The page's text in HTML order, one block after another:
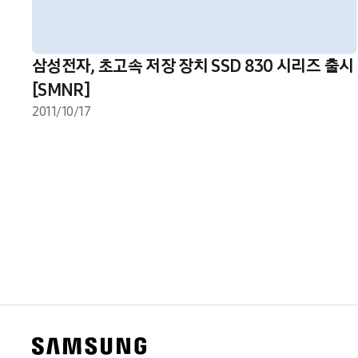
삼성전자, 초고속 저장 장치 SSD 830 시리즈 출시
[SMNR]
2011/10/17